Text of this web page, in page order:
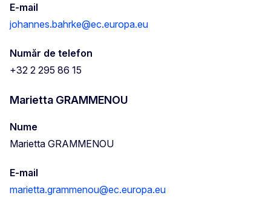
E-mail
johannes.bahrke@ec.europa.eu
Număr de telefon
+32 2 295 86 15
Marietta GRAMMENOU
Nume
Marietta GRAMMENOU
E-mail
marietta.grammenou@ec.europa.eu